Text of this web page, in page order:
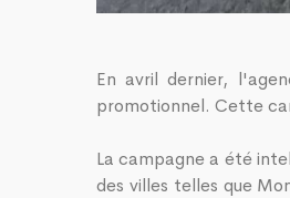
En avril dernier,
promotionnel. Cette
La campagne a été
des villes telles que